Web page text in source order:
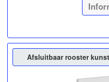
Afsluitbaar rooster